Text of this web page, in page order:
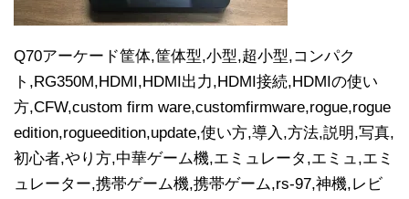
Q70アーケード筐体,筐体型,小型,超小型,コンパク
ト,RG350M,HDMI,HDMI出力,HDMI接続,HDMIの使い
方,CFW,custom firm ware,customfirmware,rogue,rogue
edition,rogueedition,update,使い方,導入,方法,説明,写真,
初心者,やり方,中華ゲーム機,エミュレータ,エミュ,エミ
ュレーター,携帯ゲーム機,携帯ゲーム,rs-97,神機,レビ